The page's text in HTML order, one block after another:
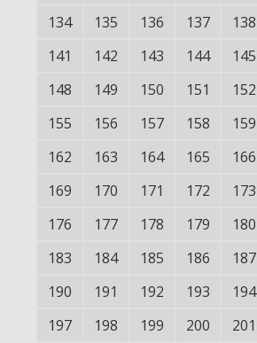
134
135 136 137 138
141
142 143 144 145
148
149 150 151 152
155
156 157 158 159
162
163 164 165 166
169
170 171 172 173
176
177 178 179 180
183
184 185 186 187
190
191 192 193 194
197
198 199 200 201